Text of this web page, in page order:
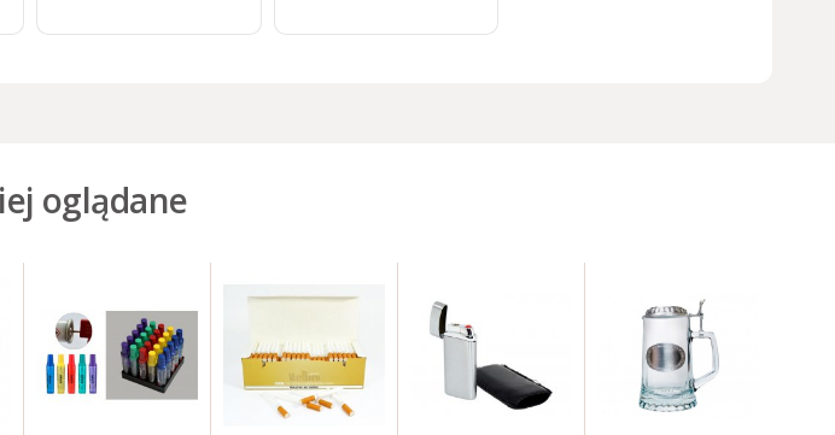
oglądane